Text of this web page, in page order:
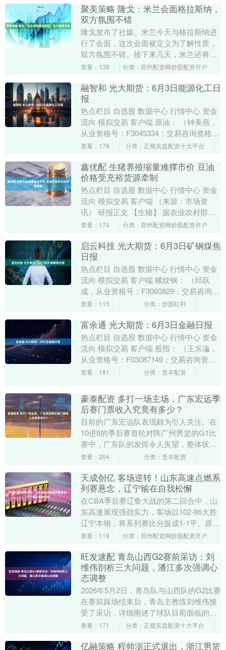
聚美策略 隆戈：米兰会面格拉斯纳，
双方氛围不错
隆戈发布了社媒。米兰今天与格拉斯纳进
行了会面，这次会面被定义为了解性质，
双方氛围不错。接下来几天，米兰还将与
这位前水晶宫主帅以及其他候选人继续进
查看：139 分类：郑州配资网炒股配资开户
融智和 光大期货：6月3日能源化工日
报
热点栏目 自选股 数据中心 行情中心 资金
流向 模拟交易 客户端 原油： （钟美燕，
从业资格号：F3045334；交易咨询资格
号：Z0002410） 周二油价重....
查看：179 分类：正规实盘配资十大平台
鑫优配 生猪养殖缩量难撑市价 豆油
价格受充裕货源牵制
热点栏目 自选股 数据中心 行情中心 资金
流向 模拟交易 客户端 （来源：市场资
讯） 研报正文 【生猪】 据农业农村部监
测，6月2日“农产品批发价格200指数”....
查看：174 分类：郑州配资网炒股配资开户
启云科技 光大期货：6月3日矿钢煤焦
日报
热点栏目 自选股 数据中心 行情中心 资金
流向 模拟交易 客户端 螺纹钢： （邱跃
成，从业资格号：F3060829；交易咨询资
格号：Z0016941） 昨日螺纹....
查看：115 分类：炒股杠杆
富余通 光大期货：6月3日金融日报
热点栏目 自选股 数据中心 行情中心 资金
流向 模拟交易 客户端 股指： （王东灜，
从业资格号：F03087149；交易咨询资格
号：Z0019537） 昨日，A....
查看：181 分类：贵丰配资
豪泰配资 多打一场主场，广东宏远季
后赛门票收入究竟有多少？
目前的广东宏远队表现颇为引人关注。在
10进8的季后赛首轮对阵广州男篮的G1比
赛中，广东队的发挥令人失望，整体状态
如同新手一般。除了第一节短暂领先外，
查看：204 分类：贵丰配资
天成创亿 客场逆转！山东高速点燃系
列赛悬念，辽宁输在自我松懈
在CBA季后赛辽鲁大战的第二回合中，山
东高速展现强劲实力，客场以102-86大胜
辽宁本钢，将系列赛比分扳成1-1平。原本
看似倾向辽宁的一边倒局势，因这场比赛
查看：119 分类：郑州配资网炒股配资开户
旺发速配 青岛山西G2赛前采访：刘
维伟剖析三大问题，潘江多次强调心
态调整
2026年5月2日，青岛队与山西队的G2比赛
在赛前踩场结束后，青岛主教练刘维伟接
受了采访，详细阐述了球队目前面临的主
要问题。他坦言，上场比赛发挥不尽人
查看：171 分类：正规实盘配资十大平台
亿融策略 程帅澎正式退出，浙江男篮